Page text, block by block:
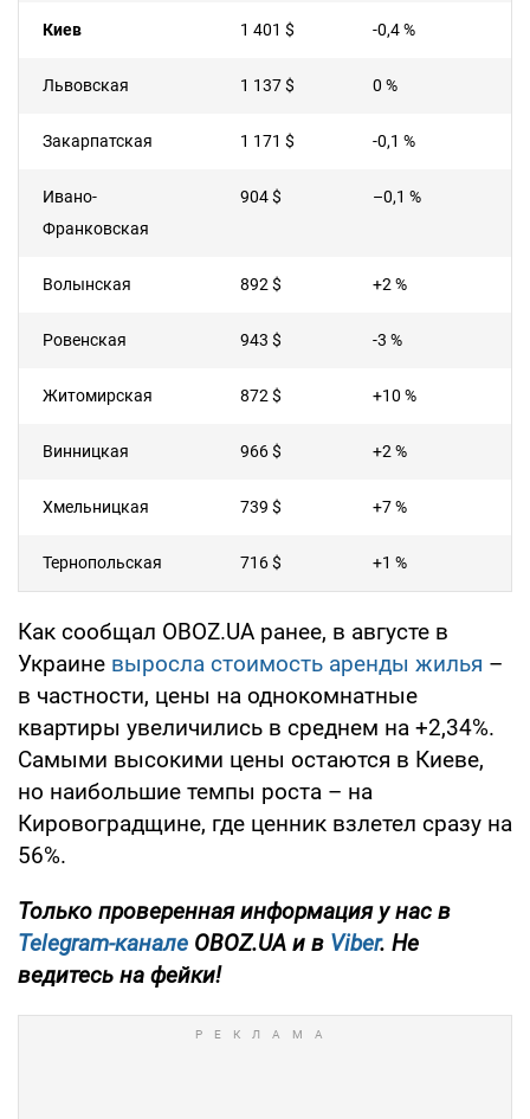
Киев 1 401 $ -0,4 %
Львовская 1 137 $ 0 %
Закарпатская 1 171 $ -0,1 %
Ивано-
Франковская
904 $ –0,1 %
Волынская 892 $ +2 %
Ровенская 943 $ -3 %
Житомирская 872 $ +10 %
Винницкая 966 $ +2 %
Хмельницкая 739 $ +7 %
Тернопольская 716 $ +1 %
Черкасская 797 $ -0,4 %
Полтавская 817 $ -4 %
Днепропетровская 1 113 $
Харьковская 835 $
Николаевская 707 $ -0,8 %
Как сообщал OBOZ.UA ранее, в августе в
Украине выросла стоимость аренды жилья –
в частности, цены на однокомнатные
квартиры увеличились в среднем на +2,34%.
Самыми высокими цены остаются в Киеве,
но наибольшие темпы роста – на
Кировоградщине, где ценник взлетел сразу на
56%.
Только проверенная информация у нас в
Telegram-канале OBOZ.UA и в Viber. Не
ведитесь на фейки!